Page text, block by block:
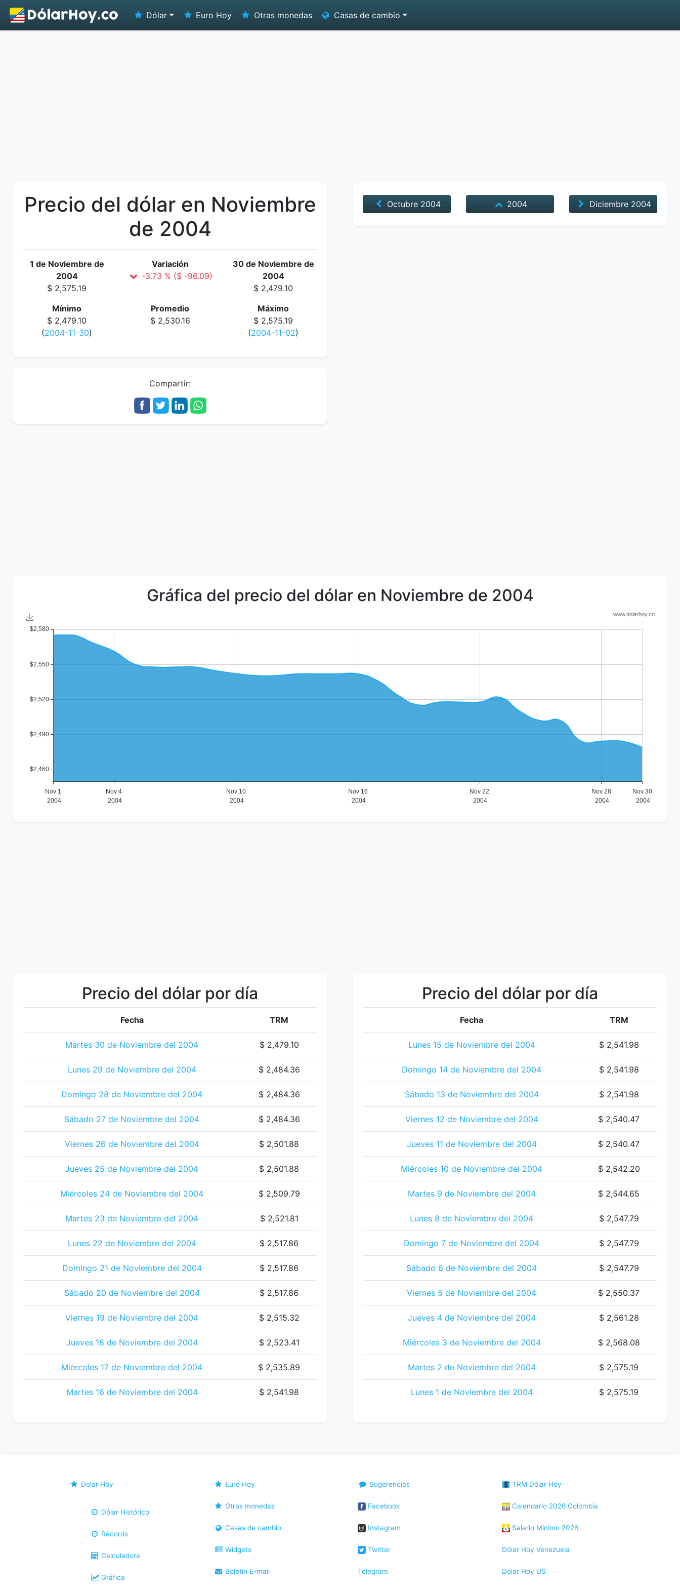
Dólar Euro Hoy Otras monedas Casas de cambio
Precio del dólar en Noviembre
de 2004
1 de Noviembre de
2004
$ 2,575.19
Variación
-3.73 % ($ -96.09)
30 de Noviembre de
2004
$ 2,479.10
Mínimo
$ 2,479.10
(2004-11-30)
Promedio
$ 2,530.16
Máximo
$ 2,575.19
(2004-11-02)
Octubre2004 2004 Diciembre2004
Compartir:
Gráfica del precio del dólar en Noviembre de 2004
Precio del dólar por día
Fecha TRM
Martes 30 de Noviembre del 2004 $ 2,479.10
Lunes 29 de Noviembre del 2004 $ 2,484.36
Domingo 28 de Noviembre del 2004 $ 2,484.36
Sábado 27 de Noviembre del 2004 $ 2,484.36
Viernes 26 de Noviembre del 2004 $ 2,501.88
Jueves 25 de Noviembre del 2004 $ 2,501.88
Miércoles 24 de Noviembre del 2004 $ 2,509.79
Martes 23 de Noviembre del 2004 $ 2,521.81
Lunes 22 de Noviembre del 2004 $ 2,517.86
Domingo 21 de Noviembre del 2004 $ 2,517.86
Sábado 20 de Noviembre del 2004 $ 2,517.86
Viernes 19 de Noviembre del 2004 $ 2,515.32
Jueves 18 de Noviembre del 2004 $ 2,523.41
Miércoles 17 de Noviembre del 2004 $ 2,535.89
Martes 16 de Noviembre del 2004 $ 2,541.98
Precio del dólar por día
Fecha TRM
Lunes 15 de Noviembre del 2004 $ 2,541.98
Domingo 14 de Noviembre del 2004 $ 2,541.98
Sábado 13 de Noviembre del 2004 $ 2,541.98
Viernes 12 de Noviembre del 2004 $ 2,540.47
Jueves 11 de Noviembre del 2004 $ 2,540.47
Miércoles 10 de Noviembre del 2004 $ 2,542.20
Martes 9 de Noviembre del 2004 $ 2,544.65
Lunes 8 de Noviembre del 2004 $ 2,547.79
Domingo 7 de Noviembre del 2004 $ 2,547.79
Sábado 6 de Noviembre del 2004 $ 2,547.79
Viernes 5 de Noviembre del 2004 $ 2,550.37
Jueves 4 de Noviembre del 2004 $ 2,561.28
Miércoles 3 de Noviembre del 2004 $ 2,568.08
Martes 2 de Noviembre del 2004 $ 2,575.19
Lunes 1 de Noviembre del 2004 $ 2,575.19
Dolar Hoy
Dólar Histórico
Récords
Calculadora
Gráfica
Euro Hoy
Otras monedas
Casas de cambio
Widgets
Boletín E-mail
Sugerencias
Facebook
Instagram
Twitter
Telegram
TRM Dólar Hoy
Calendario 2026 Colombia
Salario Mínimo 2026
Dólar Hoy Venezuela
Dólar Hoy US